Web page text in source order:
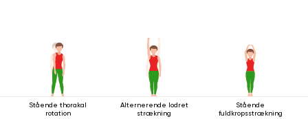
Stående thorakal
rotation
Alternerende lodret
strækning
Stående
fuldkropsstrækning